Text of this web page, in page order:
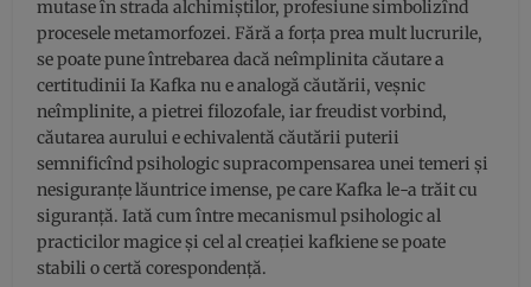
mutase în strada alchimiștilor, profesiune simbolizînd
procesele metamorfozei. Fără a forța prea mult lucrurile,
se poate pune întrebarea dacă neîmplinita căutare a
certitudinii Ia Kafka nu e analogă căutării, veșnic
neîmplinite, a pietrei filozofale, iar freudist vorbind,
căutarea aurului e echivalentă căutării puterii
semnificînd psihologic supracompensarea unei temeri și
nesiguranțe lăuntrice imense, pe care Kafka le-a trăit cu
siguranță. Iată cum între mecanismul psihologic al
practicilor magice și cel al creației kafkiene se poate
stabili o certă corespondență.